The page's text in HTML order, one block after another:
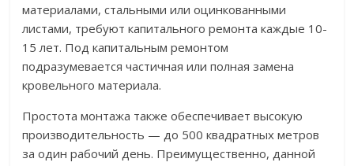
материалами, стальными или оцинкованными
листами, требуют капитального ремонта каждые 10-
15 лет. Под капитальным ремонтом
подразумевается частичная или полная замена
кровельного материала.
Простота монтажа также обеспечивает высокую
производительность — до 500 квадратных метров
за один рабочий день. Преимущественно, данной